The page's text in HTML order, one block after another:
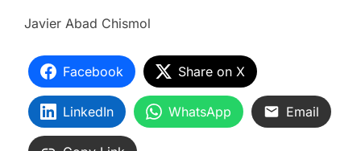
Javier Abad Chismol
Facebook Share on X
LinkedIn WhatsApp Email